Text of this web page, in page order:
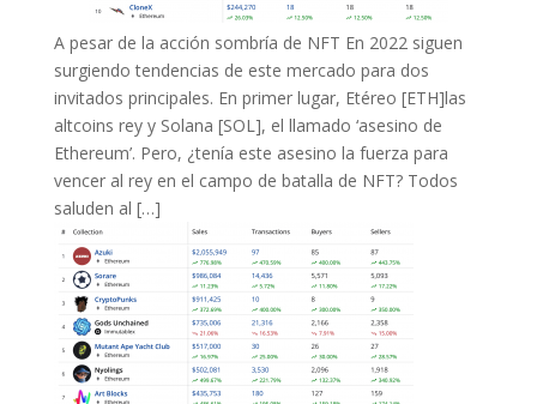
A pesar de la acción sombría de NFT En 2022 siguen
surgiendo tendencias de este mercado para dos
invitados principales. En primer lugar, Etéreo [ETH]las
altcoins rey y Solana [SOL], el llamado ‘asesino de
Ethereum’. Pero, ¿tenía este asesino la fuerza para
vencer al rey en el campo de batalla de NFT? Todos
saluden al […]